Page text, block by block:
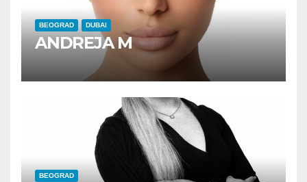
BEOGRAD DUBAI
ANDREJA M
BEOGRAD